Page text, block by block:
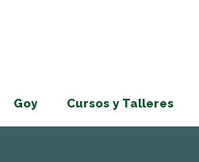
Goy Cursos y Talleres